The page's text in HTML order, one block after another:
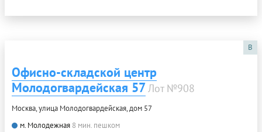
B
Офисно-складской центр
Молодогвардейская 57Лот №908
Москва, улица Молодогвардейская, дом 57
м. Молодежная 8 мин. пешком